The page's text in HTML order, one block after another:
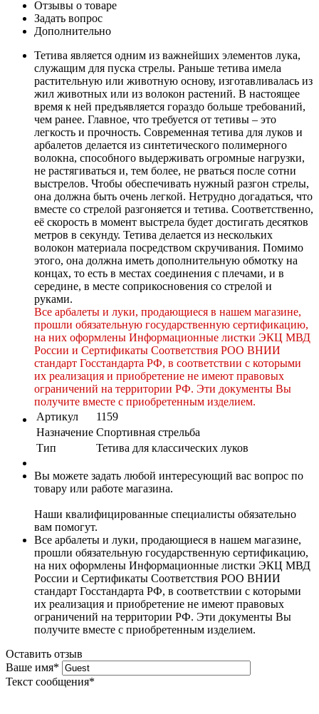
Отзывы о товаре
Задать вопрос
Дополнительно
Тетива является одним из важнейших элементов лука,
служащим для пуска стрелы. Раньше тетива имела
растительную или животную основу, изготавливалась из
жил животных или из волокон растений. В настоящее
время к ней предъявляется гораздо больше требований,
чем ранее. Главное, что требуется от тетивы – это
легкость и прочность. Современная тетива для луков и
арбалетов делается из синтетического полимерного
волокна, способного выдерживать огромные нагрузки,
не растягиваться и, тем более, не рваться после сотни
выстрелов. Чтобы обеспечивать нужный разгон стрелы,
она должна быть очень легкой. Нетрудно догадаться, что
вместе со стрелой разгоняется и тетива. Соответственно,
её скорость в момент выстрела будет достигать десятков
метров в секунду. Тетива делается из нескольких
волокон материала посредством скручивания. Помимо
этого, она должна иметь дополнительную обмотку на
концах, то есть в местах соединения с плечами, и в
середине, в месте соприкосновения со стрелой и
руками.
Все арбалеты и луки, продающиеся в нашем магазине,
прошли обязательную государственную сертификацию,
на них оформлены Информационные листки ЭКЦ МВД
России и Сертификаты Соответствия РОО ВНИИ
стандарт Госстандарта РФ, в соответствии с которыми
их реализация и приобретение не имеют правовых
ограничений на территории РФ. Эти документы Вы
получите вместе с приобретенным изделием.
Артикул
1159
Назначение Спортивная стрельба
Тип
Тетива для классических луков
Вы можете задать любой интересующий вас вопрос по
товару или работе магазина.
Наши квалифицированные специалисты обязательно
вам помогут.
Все арбалеты и луки, продающиеся в нашем магазине,
прошли обязательную государственную сертификацию,
на них оформлены Информационные листки ЭКЦ МВД
России и Сертификаты Соответствия РОО ВНИИ
стандарт Госстандарта РФ, в соответствии с которыми
их реализация и приобретение не имеют правовых
ограничений на территории РФ. Эти документы Вы
получите вместе с приобретенным изделием.
Оставить отзыв
Ваше имя*
Текст сообщения*